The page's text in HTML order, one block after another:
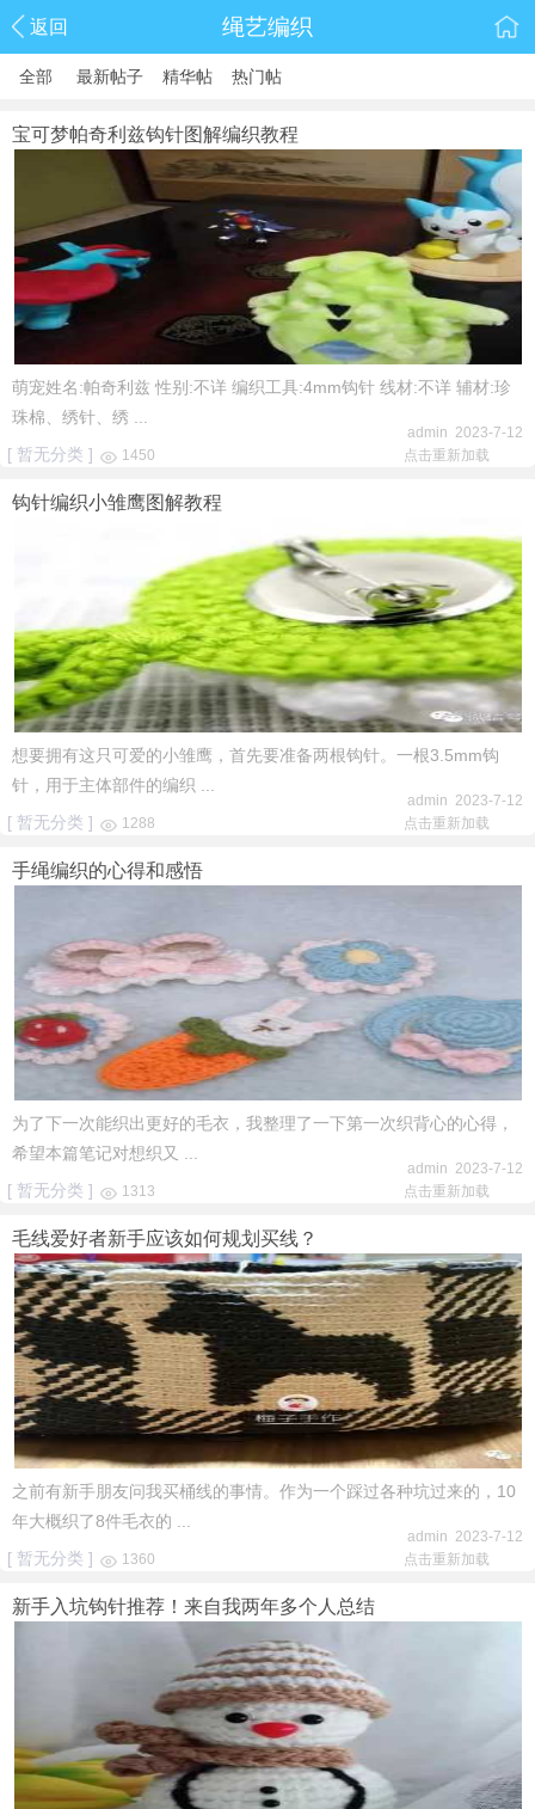
返回 绳艺编织
全部 最新帖子 精华帖 热门帖
宝可梦帕奇利兹钩针图解编织教程
萌宠姓名:帕奇利兹 性别:不详 编织工具:4mm钩针 线材:不详 辅材:珍
珠棉、绣针、绣 ...
[ 暂无分类 ]
1450
admin 2023-7-12
点击重新加载
钩针编织小雏鹰图解教程
想要拥有这只可爱的小雏鹰，首先要准备两根钩针。一根3.5mm钩
针，用于主体部件的编织 ...
[ 暂无分类 ]
1288
admin 2023-7-12
点击重新加载
手绳编织的心得和感悟
为了下一次能织出更好的毛衣，我整理了一下第一次织背心的心得，
希望本篇笔记对想织又 ...
[ 暂无分类 ]
1313
admin 2023-7-12
点击重新加载
毛线爱好者新手应该如何规划买线？
之前有新手朋友问我买桶线的事情。作为一个踩过各种坑过来的，10
年大概织了8件毛衣的 ...
[ 暂无分类 ]
1360
admin 2023-7-12
点击重新加载
新手入坑钩针推荐！来自我两年多个人总结